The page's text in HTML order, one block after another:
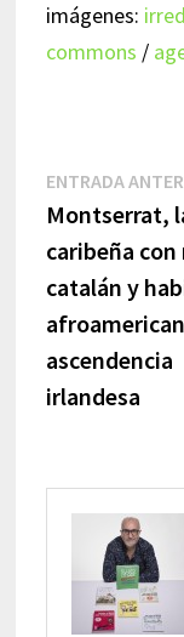
imágenes:
commons /
de
entradas
ENTRADA
Montserrat,
caribeña
catalán y
ascendencia
irlandesa